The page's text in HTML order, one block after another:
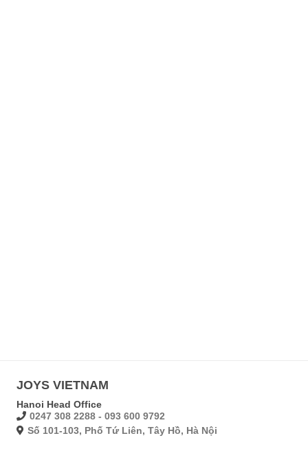
JOYS VIETNAM
Hanoi Head Office
0247 308 2288 - 093 600 9792
Số 101-103, Phố Tứ Liên, Tây Hồ, Hà Nội